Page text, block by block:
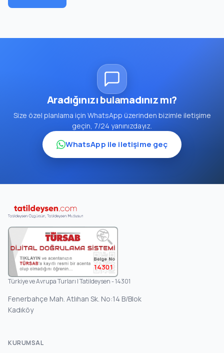
Aradığınızı bulamadınız mı?
Size özel planlama için WhatsApp üzerinden bizimle iletişime
geçin, 7/24 yanınızdayız.
WhatsApp ile iletişime geç
14301
Türkiye ve Avrupa Turları | Tatildeysen - 14301
Fenerbahçe Mah. Atlıhan Sk. No:14 B/Blok
Kadıköy
KURUMSAL